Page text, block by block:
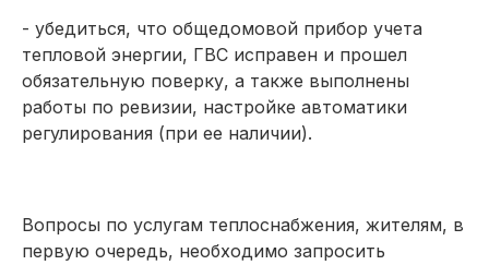
- убедиться, что общедомовой прибор учета
тепловой энергии, ГВС исправен и прошел
обязательную поверку, а также выполнены
работы по ревизии, настройке автоматики
регулирования (при ее наличии).
Вопросы по услугам теплоснабжения, жителям, в
первую очередь, необходимо запросить